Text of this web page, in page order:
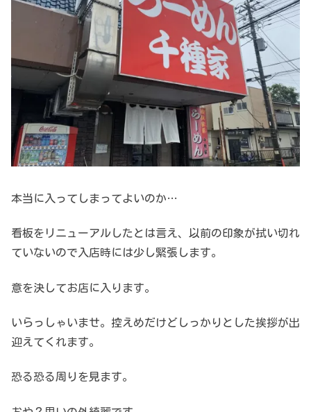
本当に入ってしまってよいのか…
看板をリニューアルしたとは言え、以前の印象が拭い切れ
ていないので入店時には少し緊張します。
意を決してお店に入ります。
いらっしゃいませ。控えめだけどしっかりとした挨拶が出
迎えてくれます。
恐る恐る周りを見ます。